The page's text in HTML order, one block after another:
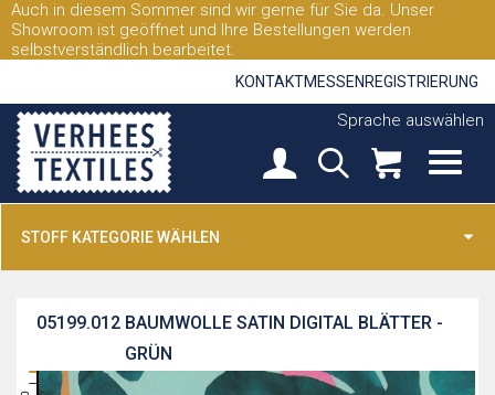
Auch in diesem Sommer sind wir gerne für Sie da. Unser
Showroom ist geöffnet und Ihre Bestellungen werden
selbstverständlich bearbeitet.
KONTAKTMESSEN REGISTRIERUNG
Sprache auswählen
STOFF KATEGORIE WÄHLEN
BAUMWOLLE SATIN DIGITAL BLÄTTER -
GRÜN
05199.012